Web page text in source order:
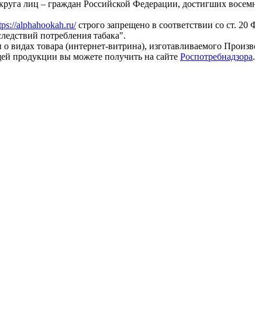
лиц – граждан Российской Федерации, достигших
alphahookah.ru/строго запрещено в соответствии со ст.
потребления табака".
товара (интернет-витрина), изготавливаемого
продукции вы можете получить на сайте Роспотребнадзора.